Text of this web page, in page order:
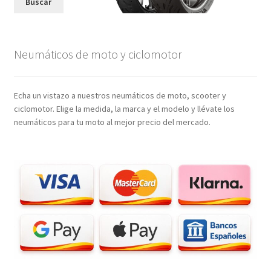
Neumáticos de moto y ciclomotor
Echa un vistazo a nuestros neumáticos de moto, scooter y
ciclomotor. Elige la medida, la marca y el modelo y llévate los
neumáticos para tu moto al mejor precio del mercado.